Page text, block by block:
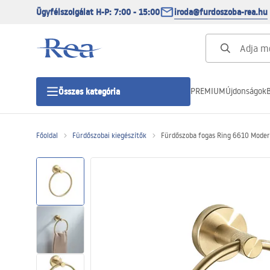
Ügyfélszolgálat H-P: 7:00 - 15:00 iroda@furdoszoba-rea.hu
Összes kategória
Zuhanyajtó
Zuhanytálcák
Zuhanylefolyók
PREMIUMÚjdonságok
Főoldal Fürdőszobai kiegészítők Fürdőszoba fogas Ring 6610